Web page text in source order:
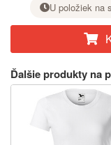
U položiek na
Ďalšie produkty na